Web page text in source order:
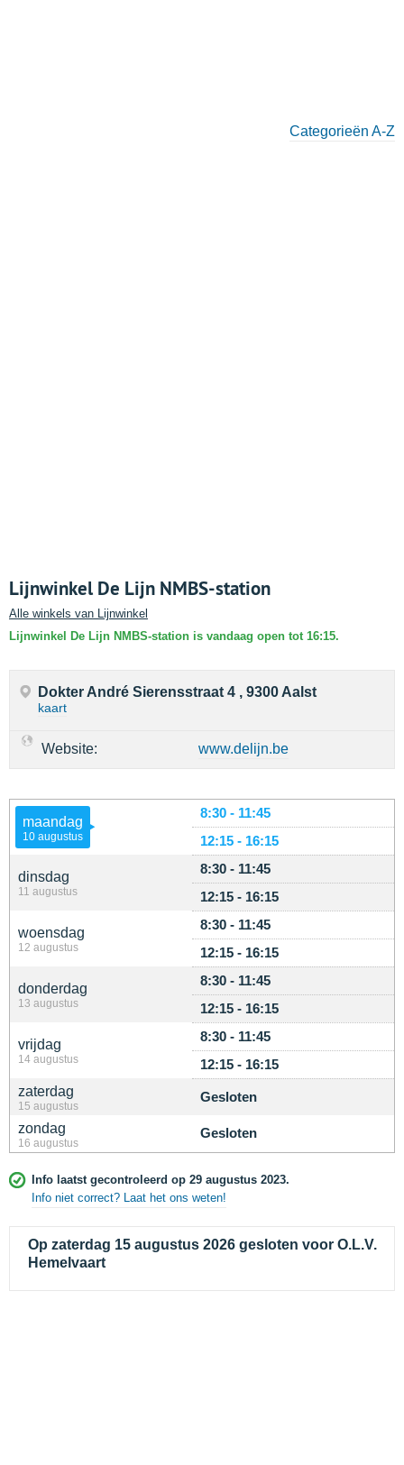
Categorieën A-Z
Lijnwinkel De Lijn NMBS-station
Alle winkels van Lijnwinkel
Lijnwinkel De Lijn NMBS-station is vandaag open tot 16:15.
maandag
10 augustus
8:30 - 11:45
12:15 - 16:15
dinsdag
11 augustus
8:30 - 11:45
12:15 - 16:15
woensdag
12 augustus
8:30 - 11:45
12:15 - 16:15
donderdag
13 augustus
8:30 - 11:45
12:15 - 16:15
vrijdag
14 augustus
8:30 - 11:45
12:15 - 16:15
zaterdag
15 augustus
Gesloten
zondag
16 augustus
Gesloten
Info laatst gecontroleerd op 29 augustus 2023.
Info niet correct? Laat het ons weten!
Op zaterdag 15 augustus 2026 gesloten voor O.L.V.
Hemelvaart
Dokter André Sierensstraat 4 , 9300 Aalst
kaart
Website: www.delijn.be